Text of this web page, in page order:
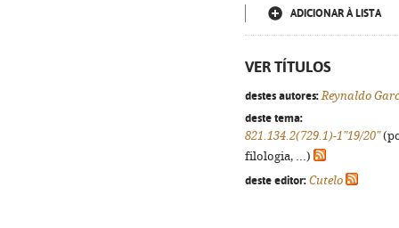
ADICIONAR À LISTA
VER TÍTULOS
destes autores: Reynaldo
deste tema:
821.134.2(729.1)-1"19/20"
filologia, ...)
deste editor: Cutelo